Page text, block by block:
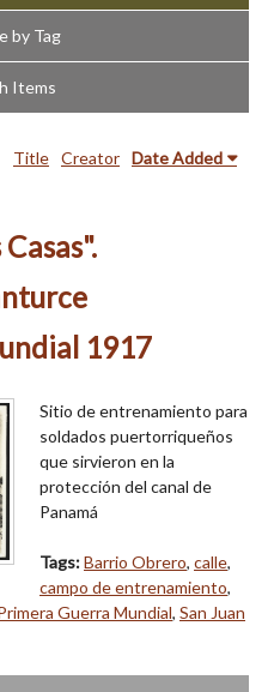
by Tag
Items
Title Creator Date Added
1917
Sitio de entrenamiento para
soldados puertorriqueños
que sirvieron en la
protección del canal de
Panamá
Tags:Barrio Obrero, calle,
campo de entrenamiento,
Guerra Mundial, San Juan